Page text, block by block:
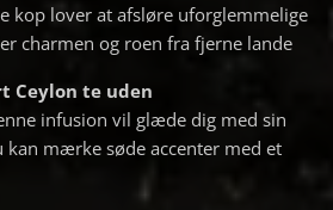
kop lover at afsløre uforglemmelige
charmen og roen fra fjerne lande
Ceylon te uden
infusion vil glæde dig med sin
kan mærke søde accenter med et